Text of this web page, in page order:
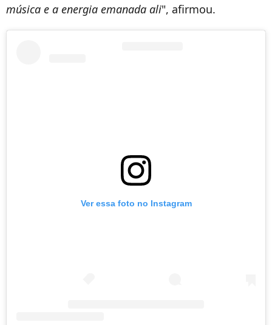
música e a energia emanada ali", afirmou.
Ver essa foto no Instagram